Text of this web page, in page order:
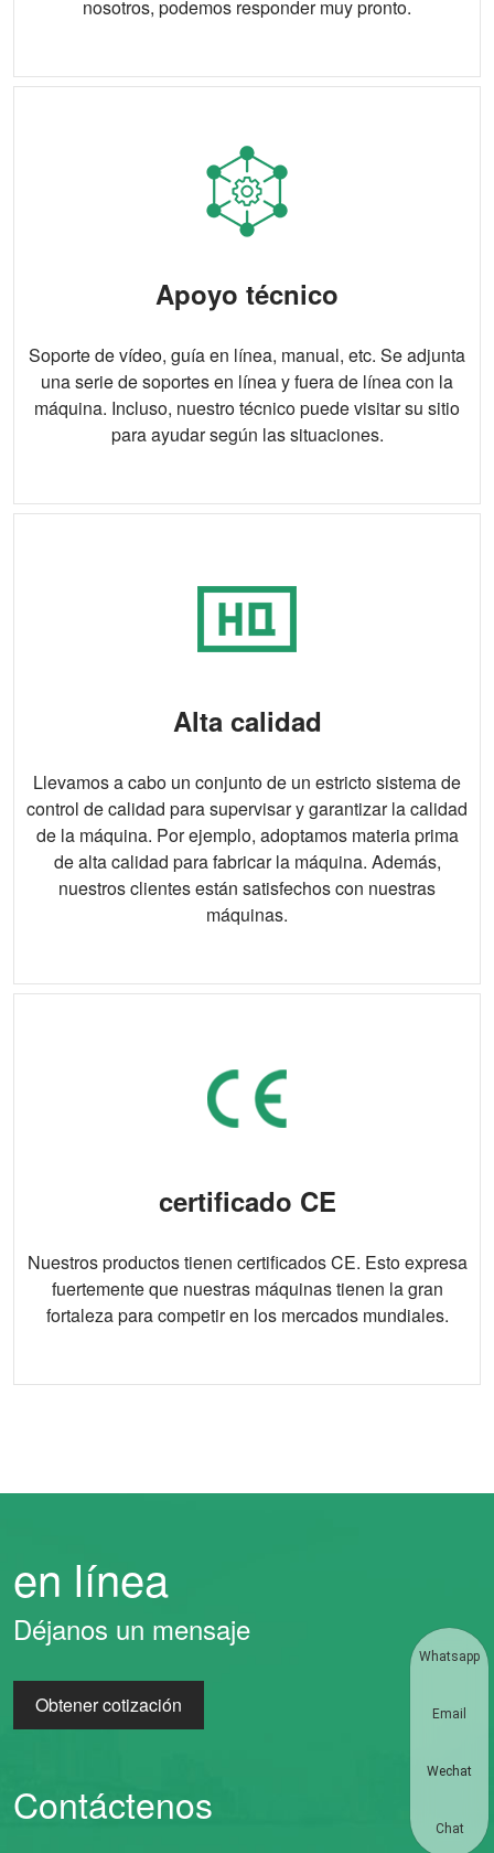
nosotros, podemos responder muy pronto.
Apoyo técnico
Soporte de vídeo, guía en línea, manual, etc. Se adjunta
una serie de soportes en línea y fuera de línea con la
máquina. Incluso, nuestro técnico puede visitar su sitio
para ayudar según las situaciones.
Alta calidad
Llevamos a cabo un conjunto de un estricto sistema de
control de calidad para supervisar y garantizar la calidad
de la máquina. Por ejemplo, adoptamos materia prima
de alta calidad para fabricar la máquina. Además,
nuestros clientes están satisfechos con nuestras
máquinas.
certificado CE
Nuestros productos tienen certificados CE. Esto expresa
fuertemente que nuestras máquinas tienen la gran
fortaleza para competir en los mercados mundiales.
en línea
Déjanos un mensaje
Obtener cotización
Contáctenos
Whatsapp
Email
Wechat
Chat